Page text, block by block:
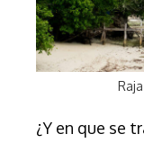
¿Y en que se